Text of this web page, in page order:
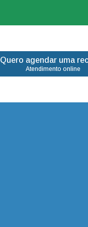
Quero agendar uma
Atendimento online